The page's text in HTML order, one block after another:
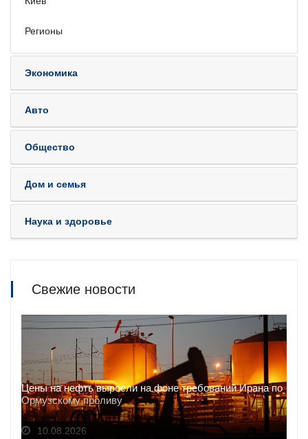
Регионы
Экономика
Авто
Общество
Дом и семья
Наука и здоровье
Свежие новости
Цены на нефть выросли на фоне требований Ирана по
Ормузскому проливу
10.08.2026